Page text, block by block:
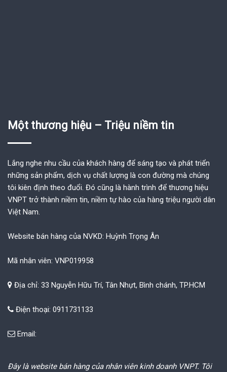
Một thương hiệu – Triệu niềm tin
Lắng nghe nhu cầu của khách hàng để sáng tạo và phát triển
những sản phẩm, dịch vụ chất lượng là con đường mà chúng
tôi kiên định theo đuổi. Đó cũng là hành trình để thương hiệu
VNPT trở thành niềm tin, niềm tự hào của hàng triệu người dân
Việt Nam.
Website bán hàng của NVKD: Huỳnh Trọng Ân
Mã nhân viên: VNP019958
Địa chỉ: 33 Nguyễn Hữu Trí, Tân Nhựt, Bình chánh, TP.HCM
Điện thoại: 0911731133
Email:
Đây là website bán hàng của nhân viên kinh doanh VNPT. Tôi